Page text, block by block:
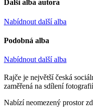
Další alba autora
Nabídnout další alba
Podobná alba
Nabídnout další alba
Rajče je největší česká
zaměřená na sdílení
Nabízí neomezený prostor